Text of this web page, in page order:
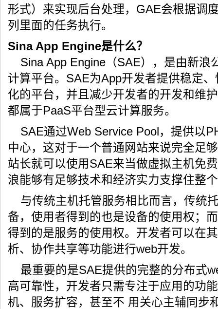
形式）来实现后台处理，GAE会根据调
列里面的任务执行。
Sina App Engine是什么？
Sina App Engine（SAE），是由新浪
计算平台。SAE为App开发者提供稳定
化的平台，并且减少开发者的开发和维
都属于PaaS平台型云计算服务。
SAE通过Web Service Pool，提供以
中心，这对于一个普通网站来说完全足
站长就可以使用SAE来当做虚拟主机免
浪能够有足够技术和经济实力支撑住整
与传统主机托管服务相比而言，传统
备，使用者得到的也是设备的使用权；
得到的是服务的使用权。开发者可以在
析、协作共享等功能进行web开发。
最重要的是SAE提供的完整的分布式
高可靠性，开发者只需专注于应用的功
机、服务扩容，甚至不 用关心主辅同步